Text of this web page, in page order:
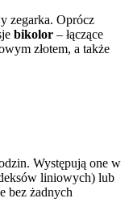
zegarka. Oprócz
bikolor – łączące
złotem, a także
Występują one w
liniowych) lub
bez żadnych